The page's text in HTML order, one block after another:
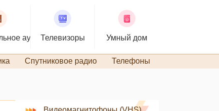
аудиоТелевизоры Умный дом
Спутниковое радио Телефоны